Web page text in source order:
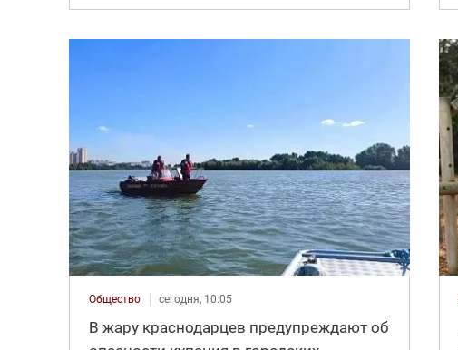
Общество сегодня, 10:05
В жару краснодарцев предупреждают об